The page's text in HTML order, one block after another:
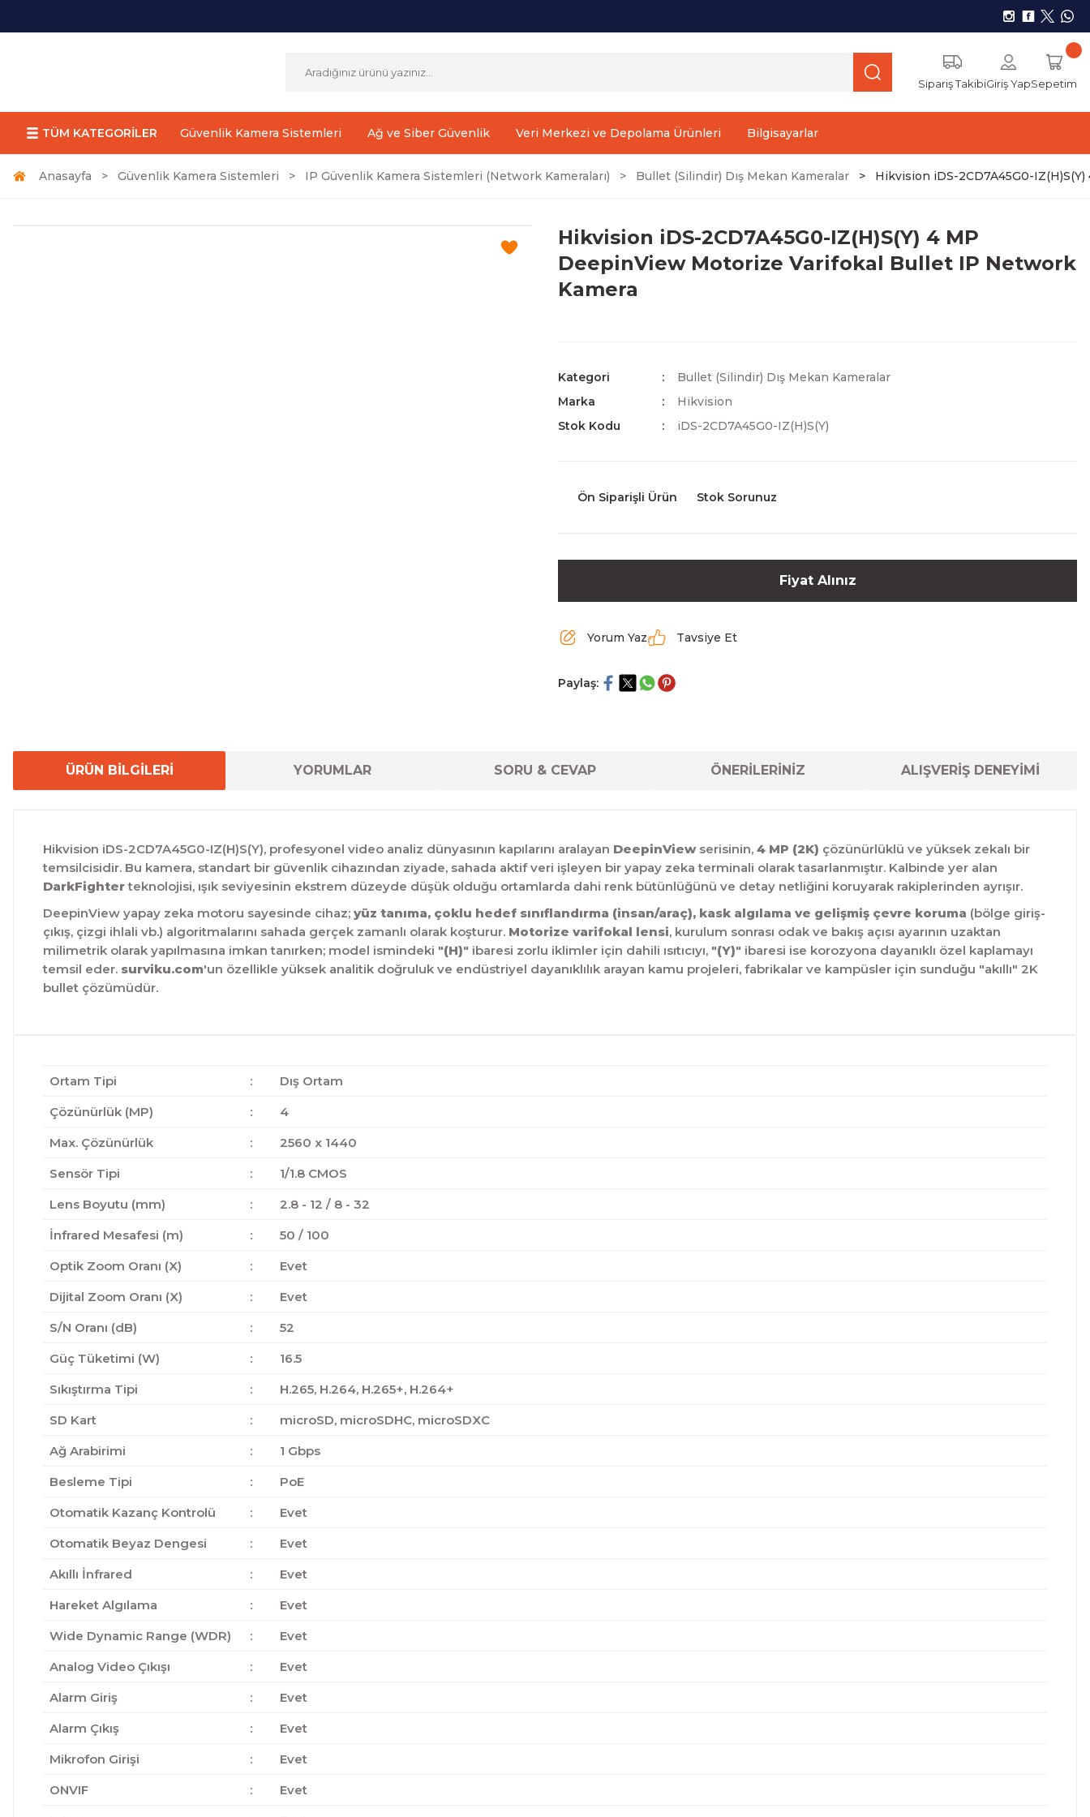
Sipariş TakibiGiriş YapSepetim
TÜM KATEGORİLER Güvenlik Kamera Sistemleri Ağ ve Siber Güvenlik Veri Merkezi ve Depolama Ürünleri Bilgisayarlar
Anasayfa Güvenlik Kamera Sistemleri IP Güvenlik Kamera Sistemleri (Network Kameraları) Bullet (Silindir) Dış Mekan Kameralar Hikvision iDS-2CD7A45G0-
Hikvision iDS-2CD7A45G0-IZ(H)S(Y) 4 MP
DeepinView Motorize Varifokal Bullet IP Network
Kamera
Kategori
Bullet (Silindir) Dış Mekan Kameralar
Marka
Hikvision
Stok Kodu
iDS-2CD7A45G0-IZ(H)S(Y)
Ön Siparişli Ürün Stok Sorunuz
Fiyat Alınız
Yorum Yaz Tavsiye Et
Paylaş:
ÜRÜN BİLGİLERİ YORUMLAR SORU & CEVAP ÖNERİLERİNİZ ALIŞVERİŞ DENEYİMİ
Hikvision iDS-2CD7A45G0-IZ(H)S(Y), profesyonel video analiz dünyasının kapılarını aralayan DeepinViewserisinin, 4 MP (2K) çözünürlüklü ve yüksek zekalı bir
temsilcisidir. Bu kamera, standart bir güvenlik cihazından ziyade, sahada aktif veri işleyen bir yapay zeka terminali olarak tasarlanmıştır. Kalbinde yer alan
DarkFighterteknolojisi, ışık seviyesinin ekstrem düzeyde düşük olduğu ortamlarda dahi renk bütünlüğünü ve detay netliğini koruyarak rakiplerinden ayrışır.
DeepinView yapay zeka motoru sayesinde cihaz; yüz tanıma, çoklu hedef sınıflandırma (insan/araç), kask algılama ve gelişmiş çevre koruma (bölge giriş-
çıkış, çizgi ihlali vb.) algoritmalarını sahada gerçek zamanlı olarak koşturur. Motorize varifokal lensi, kurulum sonrası odak ve bakış açısı ayarının uzaktan
milimetrik olarak yapılmasına imkan tanırken; model ismindeki "(H)" ibaresi zorlu iklimler için dahili ısıtıcıyı, "(Y)" ibaresi ise korozyona dayanıklı özel kaplamayı
temsil eder. surviku.com'un özellikle yüksek analitik doğruluk ve endüstriyel dayanıklılık arayan kamu projeleri, fabrikalar ve kampüsler için sunduğu "akıllı" 2K
bullet çözümüdür.
Ortam Tipi :
Dış Ortam
Çözünürlük (MP)
:
4
Max. Çözünürlük
:
2560 x 1440
Sensör Tipi
:
1/1.8 CMOS
Lens Boyutu (mm)
:
2.8 - 12 / 8 - 32
İnfrared Mesafesi (m)
:
50 / 100
Optik Zoom Oranı (X)
:
Evet
Dijital Zoom Oranı (X)
:
Evet
S/N Oranı (dB)
:
52
Güç Tüketimi (W)
:
16.5
Sıkıştırma Tipi
:
H.265, H.264, H.265+, H.264+
SD Kart
:
microSD, microSDHC, microSDXC
Ağ Arabirimi
:
1 Gbps
Besleme Tipi
:
PoE
Otomatik Kazanç Kontrolü
:
Evet
Otomatik Beyaz Dengesi
:
Evet
Akıllı İnfrared
:
Evet
Hareket Algılama
:
Evet
Wide Dynamic Range (WDR)
:
Evet
Analog Video Çıkışı
:
Evet
Alarm Giriş
:
Evet
Alarm Çıkış
:
Evet
Mikrofon Girişi
:
Evet
ONVIF
:
Evet